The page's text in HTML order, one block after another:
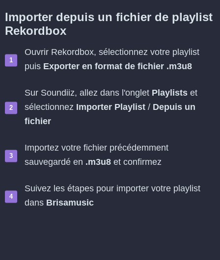
Importer depuis un fichier de playlist
Rekordbox
Ouvrir Rekordbox, sélectionnez votre playlist
puis Exporter en format de fichier .m3u8
Sur Soundiiz, allez dans l'onglet Playlists et
sélectionnez Importer Playlist / Depuis un
fichier
Importez votre fichier précédemment
sauvegardé en .m3u8 et confirmez
Suivez les étapes pour importer votre playlist
dans Brisamusic